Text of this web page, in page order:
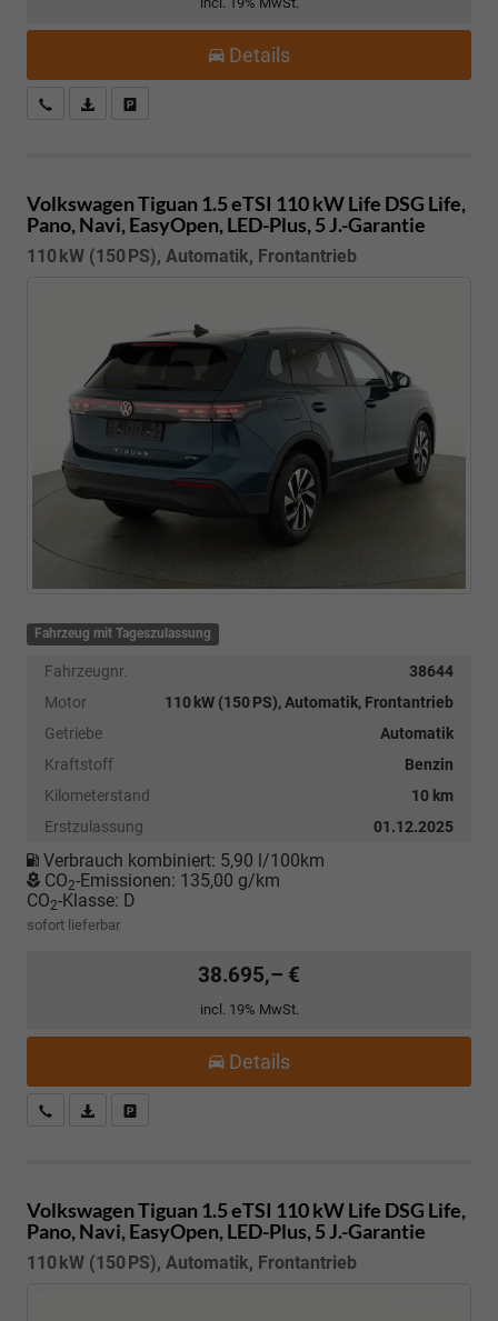
Details
Kostenloser Rückruf-Service
PDF-Datei, Fahrzeugexposé drucken
Volkswagen Tiguan1.5 eTSI 110 kW Life DSG Life,
Pano, Navi, EasyOpen, LED-Plus, 5 J.-Garantie
110 kW (150 PS), Automatik, Frontantrieb
Fahrzeug mit Tageszulassung
Fahrzeugnr.
38644
Motor
110 kW (150 PS), Automatik, Frontantrieb
Getriebe
Automatik
Kraftstoff
Benzin
Kilometerstand
10 km
Erstzulassung
01.12.2025
Verbrauch kombiniert: 5,90 l/100km
CO2-Emissionen: 135,00 g/km
CO2-Klasse: D
sofort lieferbar
38.695,– €
incl. 19% MwSt.
Details
Kostenloser Rückruf-Service
PDF-Datei, Fahrzeugexposé drucken
Volkswagen Tiguan1.5 eTSI 110 kW Life DSG Life,
Pano, Navi, EasyOpen, LED-Plus, 5 J.-Garantie
110 kW (150 PS), Automatik, Frontantrieb